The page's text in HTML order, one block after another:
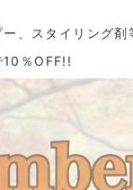
、スタイリング剤
10％OFF!!